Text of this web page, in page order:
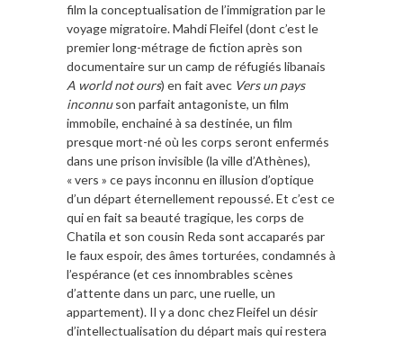
film la conceptualisation de l’immigration par le
voyage migratoire. Mahdi Fleifel (dont c’est le
premier long-métrage de fiction après son
documentaire sur un camp de réfugiés libanais
A world not ours) en fait avec Vers un pays
inconnuson parfait antagoniste, un film
immobile, enchainé à sa destinée, un film
presque mort-né où les corps seront enfermés
dans une prison invisible (la ville d’Athènes),
« vers » ce pays inconnu en illusion d’optique
d’un départ éternellement repoussé. Et c’est ce
qui en fait sa beauté tragique, les corps de
Chatila et son cousin Reda sont accaparés par
le faux espoir, des âmes torturées, condamnés à
l’espérance (et ces innombrables scènes
d’attente dans un parc, une ruelle, un
appartement). Il y a donc chez Fleifel un désir
d’intellectualisation du départ mais qui restera